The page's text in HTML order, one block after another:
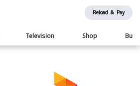
Reload & Pay
Television Shop